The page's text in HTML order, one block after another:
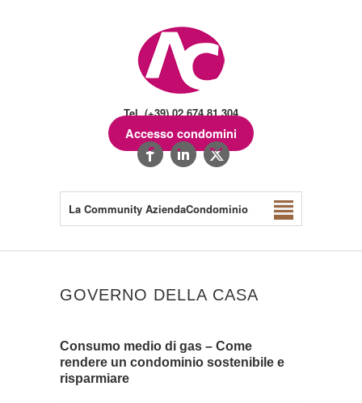
Tel. (+39) 02.674.81.304
Accesso condomini
La Community AziendaCondominio
GOVERNO DELLA CASA
Consumo medio di gas – Come
rendere un condominio sostenibile e
risparmiare